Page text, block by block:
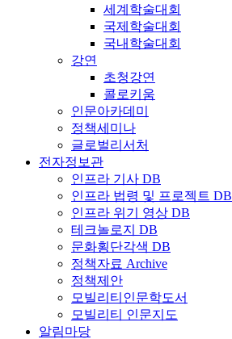
세계학술대회
국제학술대회
국내학술대회
강연
초청강연
콜로키움
인문아카데미
정책세미나
글로벌리서처
전자정보관
인프라 기사 DB
인프라 법령 및 프로젝트 DB
인프라 위기 영상 DB
테크놀로지 DB
문화횡단각색 DB
정책자료 Archive
정책제안
모빌리티인문학도서
모빌리티 인문지도
알림마당